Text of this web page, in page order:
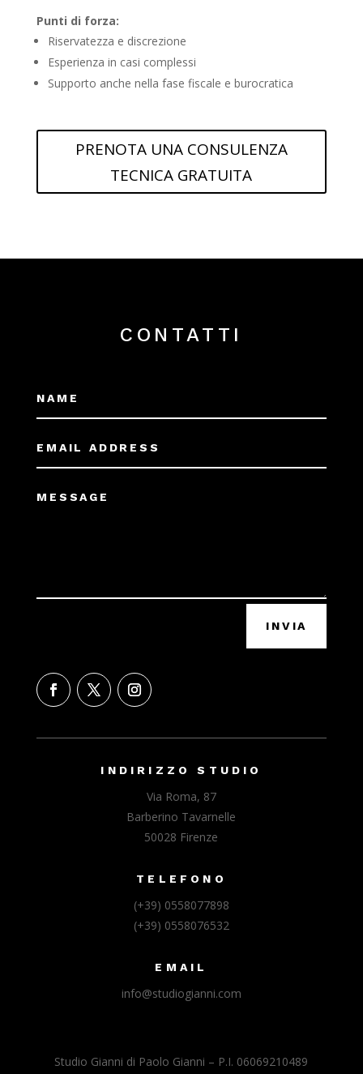
Punti di forza:
Riservatezza e discrezione
Esperienza in casi complessi
Supporto anche nella fase fiscale e burocratica
PRENOTA UNA CONSULENZA
TECNICA GRATUITA
CONTATTI
INVIA
INDIRIZZO STUDIO
Via Roma, 87
Barberino Tavarnelle
50028 Firenze
TELEFONO
(+39) 0558077898
(+39) 0558076532
EMAIL
info@studiogianni.com
Studio Gianni di Paolo Gianni – P.I. 06069210489